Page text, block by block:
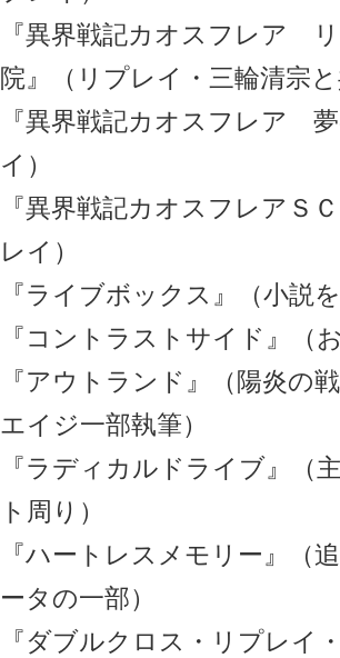
『異界戦記カオスフレア
院』（リプレイ・三輪清宗
『異界戦記カオスフレア
イ）
『異界戦記カオスフレアＳ
レイ）
『ライブボックス』（小説
『コントラストサイド』（
『アウトランド』（陽炎の
エイジ一部執筆）
『ラディカルドライブ』（
ト周り）
『ハートレスメモリー』（
ータの一部）
『ダブルクロス・リプレイ